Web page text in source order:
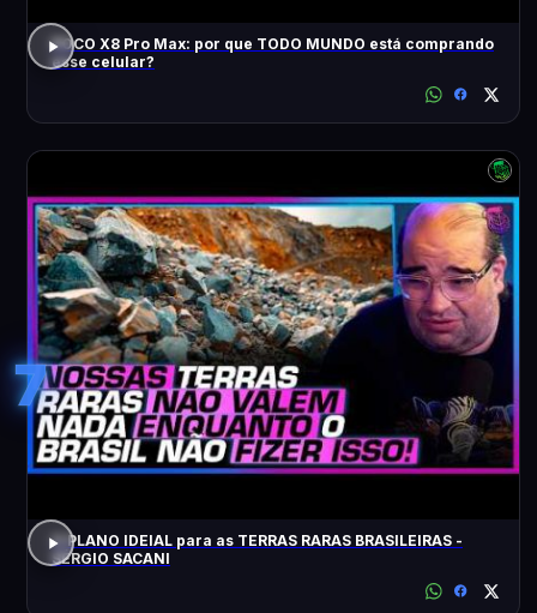
POCO X8 Pro Max: por que TODO MUNDO está comprando
esse celular?
7
O PLANO IDEIAL para as TERRAS RARAS BRASILEIRAS -
SÉRGIO SACANI